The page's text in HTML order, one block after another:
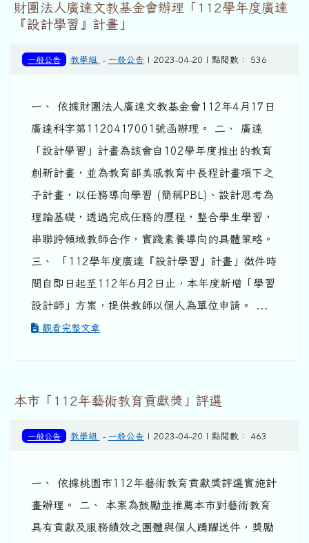
財團法人廣達文教基金會辦理「112學年度廣達
『設計學習』計畫」
一般公告 教學組 - 一般公告 | 2023-04-20 | 點閱數： 536
一、 依據財團法人廣達文教基金會112年4月17日
廣達科字第1120417001號函辦理。 二、 廣達
「設計學習」計畫為該會自102學年度推出的教育
創新計畫，並為教育部美感教育中長程計畫項下之
子計畫，以任務導向學習 (簡稱PBL)、設計思考為
理論基礎，透過完成任務的歷程，整合學生學習，
串聯跨領域教師合作，實踐素養導向的具體策略。
三、 「112學年度廣達『設計學習』計畫」徵件時
間自即日起至112年6月2日止，本年度新增「學習
設計師」方案，提供教師以個人為單位申請。 ...
觀看完整文章
本市「112年藝術教育貢獻獎」評選
一般公告 教學組 - 一般公告 | 2023-04-20 | 點閱數： 463
一、 依據桃園市112年藝術教育貢獻獎評選實施計
畫辦理。 二、 本案為鼓勵並推薦本市對藝術教育
具有貢獻及服務績效之團體與個人踴躍送件，獎勵